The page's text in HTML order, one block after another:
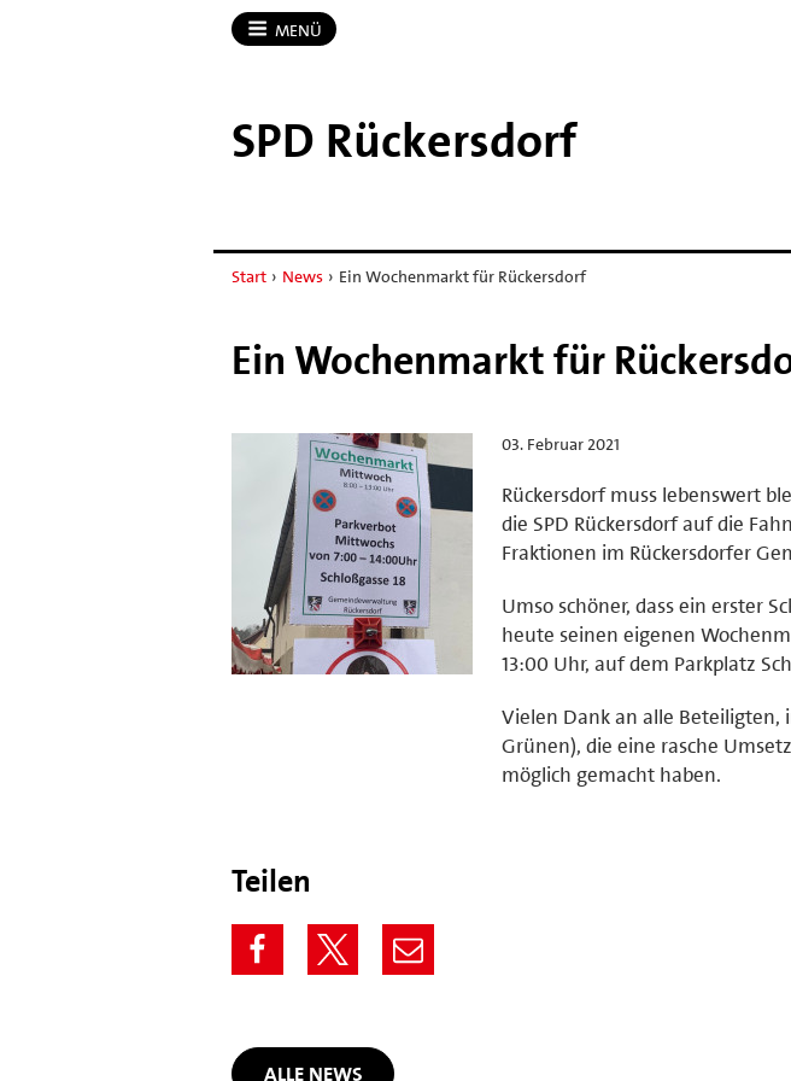
MENÜ
SPD Rückersdorf
Start › News › Ein Wochenmarkt für Rückersdorf
Ein Wochenmarkt für
03. Februar 2021
Rückersdorf muss lebenswert
die SPD Rückersdorf auf die
Fraktionen im Rückersdorfer
Umso schöner, dass ein erster
heute seinen eigenen
13:00 Uhr, auf dem Parkplatz
Vielen Dank an alle Beteiligten,
Grünen), die eine rasche
möglich gemacht haben.
Teilen
ALLE NEWS